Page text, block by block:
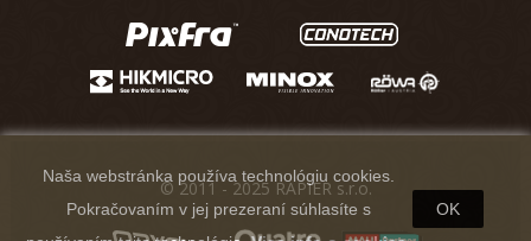
Naša webstránka používa technológiu cookies.
Pokračovaním v jej prezeraní súhlasíte s
OK
© 2011 - 2025 RAPIER s.r.o.